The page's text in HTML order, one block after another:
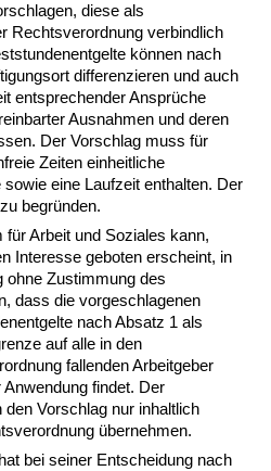
diese als
Rechtsverordnung verbindlich
können nach
differenzieren und auch
entsprechender Ansprüche
Ausnahmen und deren
Der Vorschlag muss für
Zeiten einheitliche
eine Laufzeit enthalten. Der
begründen.
Arbeit und Soziales kann,
Interesse geboten erscheint, in
ohne Zustimmung des
dass die vorgeschlagenen
nach Absatz 1 als
auf alle in den
fallenden Arbeitgeber
findet. Der
Vorschlag nur inhaltlich
übernehmen.
bei seiner Entscheidung nach